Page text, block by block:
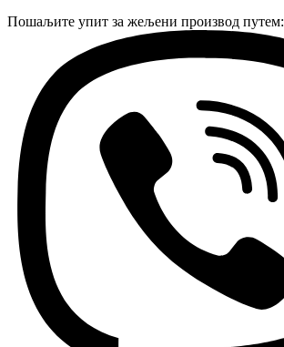
Пошаљите упит за жељени производ путем: